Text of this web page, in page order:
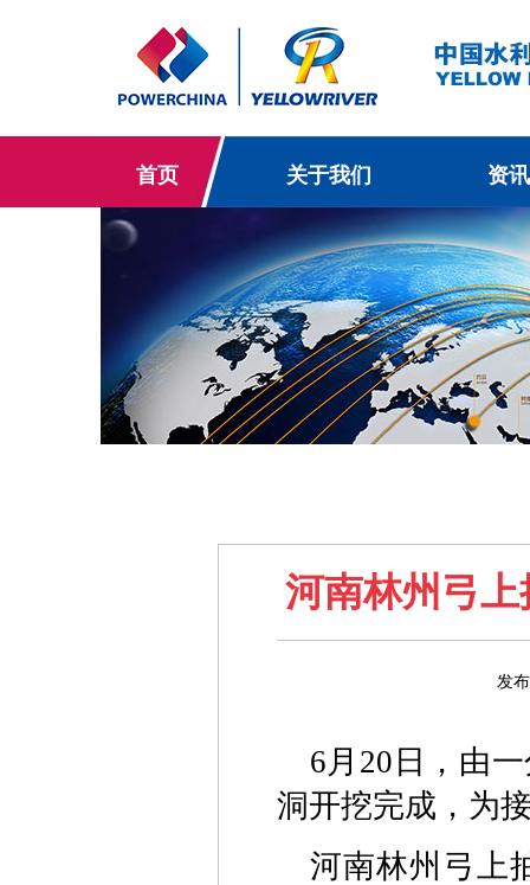
首页 关于我们 资
河南林州弓
发
6月20日，由
洞开挖完成，为
河南林州弓上